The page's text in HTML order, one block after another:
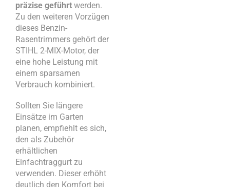
präzise geführt werden.
Zu den weiteren Vorzügen
dieses Benzin-
Rasentrimmers gehört der
STIHL 2-MIX-Motor, der
eine hohe Leistung mit
einem sparsamen
Verbrauch kombiniert.
Sollten Sie längere
Einsätze im Garten
planen, empfiehlt es sich,
den als Zubehör
erhältlichen
Einfachtraggurt zu
verwenden. Dieser erhöht
deutlich den Komfort bei